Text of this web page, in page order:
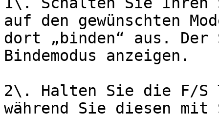
auf den gewünschten
dort „binden“ aus. Der
Bindemodus anzeigen.
2\. Halten Sie die F/S
während Sie diesen mit